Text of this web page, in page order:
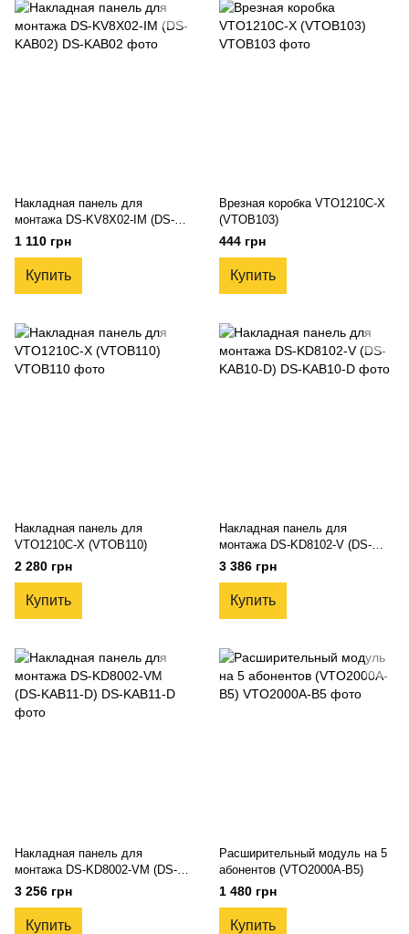
Накладная панель для
монтажа DS-KV8X02-IM (DS-
KAB02)
1 110 грн
Купить
Врезная коробка VTO1210C-X
(VTOB103)
444 грн
Купить
Накладная панель для
VTO1210C-X (VTOB110)
2 280 грн
Купить
Накладная панель для
монтажа DS-KD8102-V (DS-
KAB10-D)
3 386 грн
Купить
Накладная панель для
монтажа DS-KD8002-VM (DS-
KAB11-D)
3 256 грн
Купить
Расширительный модуль на 5
абонентов (VTO2000A-B5)
1 480 грн
Купить